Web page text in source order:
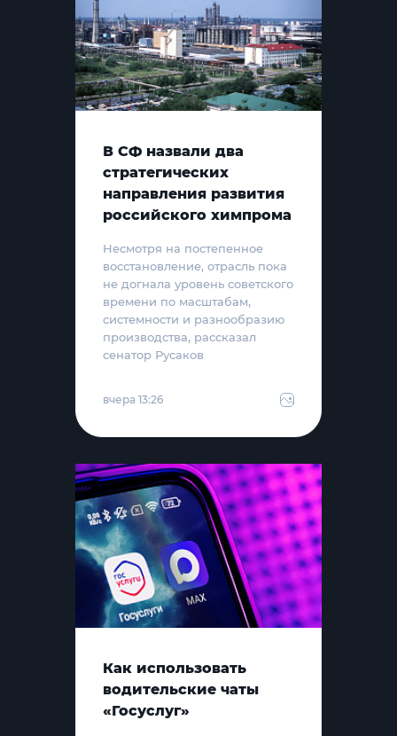
В СФ назвали два
стратегических
направления развития
российского химпрома
Несмотря на постепенное
восстановление, отрасль пока
не догнала уровень советского
времени по масштабам,
системности и разнообразию
производства, рассказал
сенатор Русаков
вчера 13:26
Как использовать
водительские чаты
«Госуслуг»